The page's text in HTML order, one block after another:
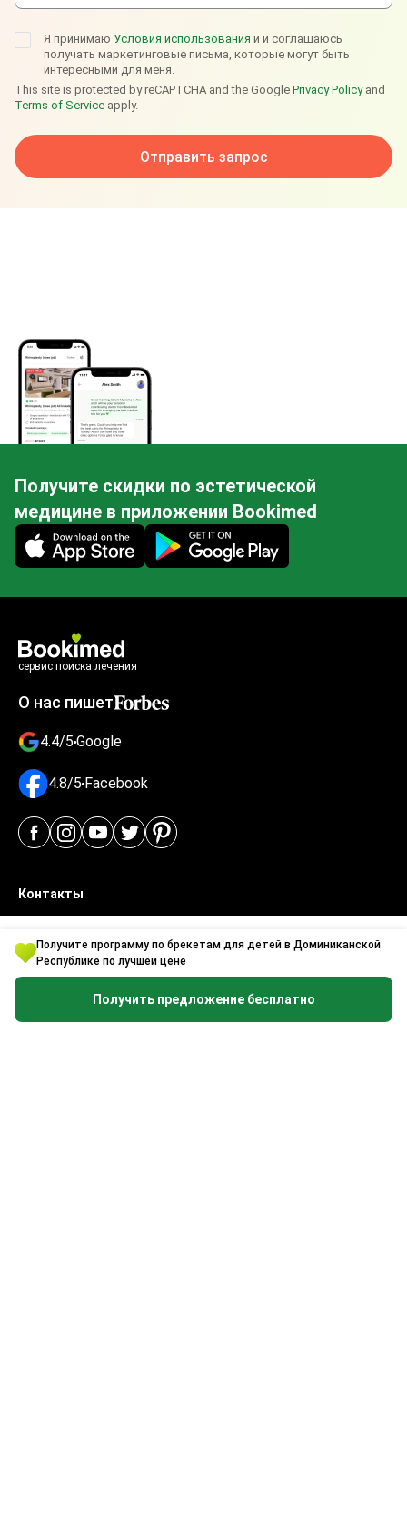
Получите программу по брекетам для детей в Доминиканской
Республике по лучшей цене
Получить предложение бесплатно
Я принимаю Условия использования и и соглашаюсь
получать маркетинговые письма, которые могут быть
интересными для меня.
This site is protected by reCAPTCHA and the Google Privacy Policyand
Terms of Service apply.
Отправить запрос
Получите скидки по эстетической
медицине в приложении Bookimed
Mobile app illustration
сервис поиска лечения
О нас пишет
4.4/5 Google
4.8/5 Facebook
Контакты
124 City Road
London EC1V 2NX
4-474-414-471-50